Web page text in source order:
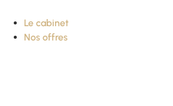
Le cabinet
Nos offres